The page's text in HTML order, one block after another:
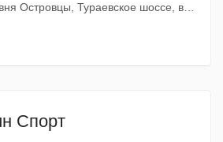
Островцы, Тураевское шоссе, вл.17
Спорт